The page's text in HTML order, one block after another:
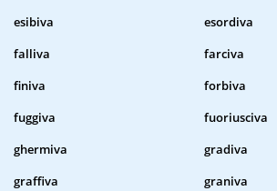
esibiva
esordiva
falliva
farciva
finiva
forbiva
fuggiva
fuoriusciva
ghermiva
gradiva
graffiva
graniva